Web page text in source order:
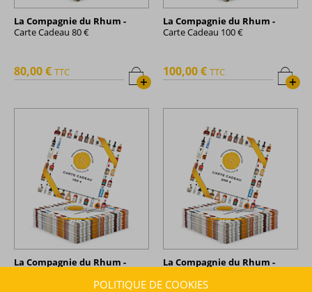
La Compagnie du Rhum -
Carte Cadeau 80 €
+
80,00 € TTC
La Compagnie du Rhum -
Carte Cadeau 100 €
+
100,00 € TTC
La Compagnie du Rhum -
La Compagnie du Rhum -
POLITIQUE DE COOKIES